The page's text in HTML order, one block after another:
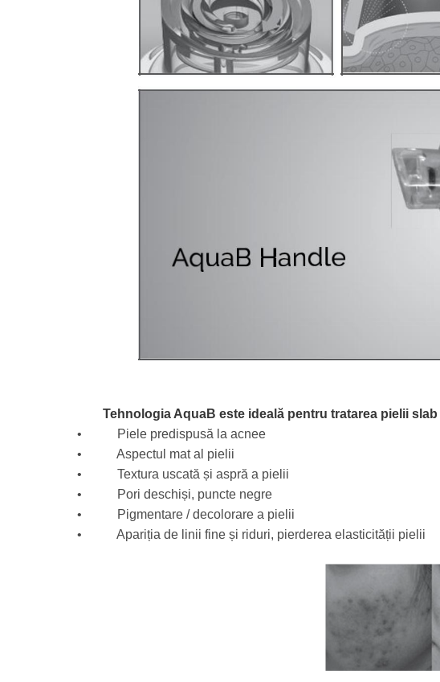
Tehnologia AquaB este ideală pentru tratarea pielii
• Piele predispusă la acnee
• Aspectul mat al pielii
• Textura uscată și aspră a pielii
• Pori deschiși, puncte negre
• Pigmentare / decolorare a pielii
• Apariția de linii fine și riduri, pierderea elasticității pielii